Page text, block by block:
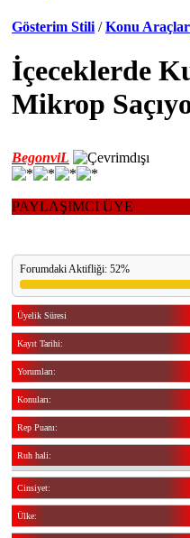
Gösterim Stili / Konu
İçeceklerde
Mikrop
BegonviL
PAYLAŞIMCI ÜYE
Forumdaki Aktifliği: 52%
Üyelik Süresi
Kayıt Tarihi:
Yorumları:
Konuları:
Rep Puanı:
Ruh hali:
Cinsiyet:
Ülke: